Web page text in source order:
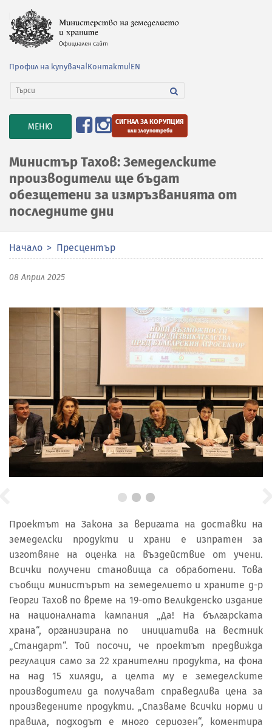
Профил на купувача Контакти EN
TOGGLE
NAVIGATION
МЕНЮ СИГНАЛ ЗА КОРУПЦИЯ
или злоупотреби
Министър Тахов: Земеделските
производители ще бъдат
обезщетени за измръзванията от
последните дни
Начало Пресцентър
08 Април 2025
Проектът на Закона за веригата на доставки на
земеделски продукти и храни е изпратен за
изготвяне на оценка на въздействие от учени.
Всички получени становища са обработени. Това
съобщи министърът на земеделието и храните д-р
Георги Тахов по време на 19-ото Великденско издание
на националната кампания „Да! На българската
храна“, организирана по инициатива на вестник
„Стандарт“. Той посочи, че проектът предвижда
регулация само за 22 хранителни продукта, на фона
на над 15 хиляди, а целта му е земеделските
производители да получават справедлива цена за
произведените продукти. „Спазваме всички норми и
правила, подходът е много сериозен“, коментира